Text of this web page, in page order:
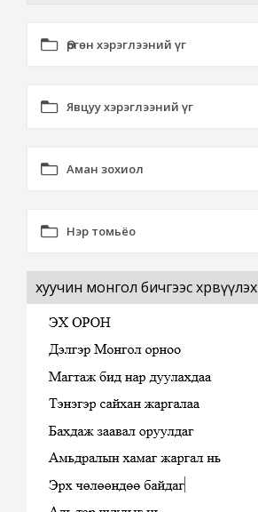
Өргөн хэрэглээний үг
Явцуу хэрэглээний үг
Аман зохиол
Нэр томьёо
хуучин монгол бичгээс хөрвүүлэх